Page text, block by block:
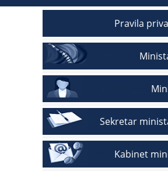
Pravila
Sekretar
Kabinet